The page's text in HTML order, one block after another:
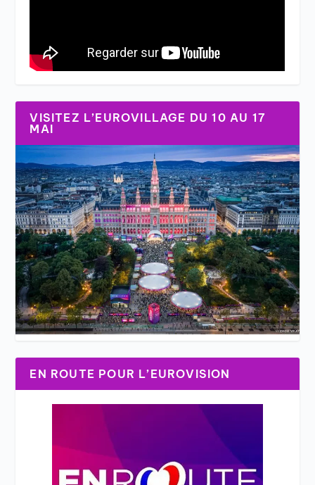
VISITEZ L’EUROVILLAGE DU 10 AU 17
MAI
EN ROUTE POUR L’EUROVISION